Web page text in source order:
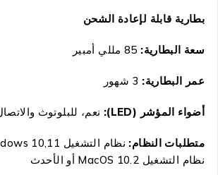
بطارية قابلة لإعادة الشحن
سعة البطارية: 85 مللي أمبير
عمر البطارية:3 شهور
أضواء المؤشر (LED): نعم، للبلوتوث والاتصال
متطلبات النظام:
نظام التشغيل MacOS 10.2 أو الأحدث